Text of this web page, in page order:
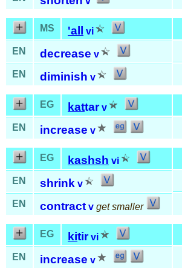
MS 'all vi
EN decrease v
EN
diminish v
EG kattar v
EN increase v
EG kashsh vi
EN shrink v
EN
contract v get smaller
EG kitir vi
EN increase v